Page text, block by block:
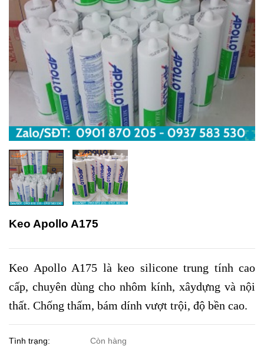
Keo Apollo A175
Keo Apollo A175 là keo silicone trung tính cao
cấp, chuyên dùng cho nhôm kính, xâydựng và nội
thất. Chống thấm, bám dính vượt trội, độ bền cao.
Tình trạng: Còn hàng